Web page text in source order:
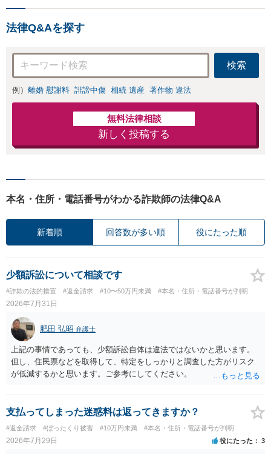
法律Q&Aを探す
検索
例） 離婚 慰謝料 誹謗中傷 相続 遺産 著作物 違法
無料法律相談
新しく投稿する
本名・住所・電話番号がわかる詐欺師の法律Q&A
新着順 回答数が多い順 役にたった順
少額訴訟について相談です
#詐欺の法的措置 #返金請求 #10〜50万円未満 #本名・住所・電話番号が判明
2026年7月31日
肥田 弘昭 弁護士
上記の事情であっても、少額訴訟自体は違法ではないかと思います。
但し、住民票などを取得して、特定をしっかりと調査した方がリスク
が低減するかと思います。ご参考にしてください。
支払ってしまった迷惑料は返ってきますか？
#返金請求 #ぼったくり被害 #10万円未満 #本名・住所・電話番号が判明
2026年7月29日 役にたった 3